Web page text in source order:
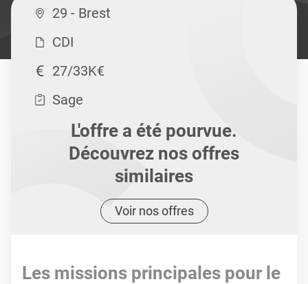
29 - Brest
CDI
27/33K€
Sage
L'offre a été pourvue.
Découvrez nos offres
similaires
Voir nos offres
Les missions principales pour le